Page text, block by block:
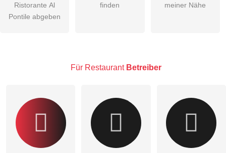
DieDatenschutzerklärung habe ich zur Kenntnis genommen.
Besucher sichtbar.
Ristorante Al
Pontile abgeben
finden
meiner Nähe
Für Restaurant Betreiber